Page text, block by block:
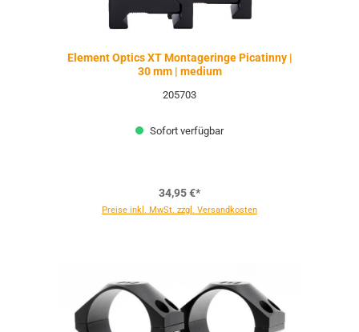
Element Optics XT Montageringe Picatinny |
30 mm | medium
205703
Sofort verfügbar
34,95 €*
Preise inkl. MwSt. zzgl. Versandkosten